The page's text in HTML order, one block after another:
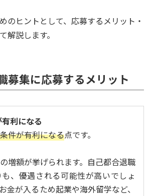
のヒントとして、応募するメリット・
解説します。
募集に応募するメリット
利になる
件が有利になる点です。
増額が挙げられます。自己都合退職
、優遇される可能性が高いでしょ
金が入るため起業や海外留学など、